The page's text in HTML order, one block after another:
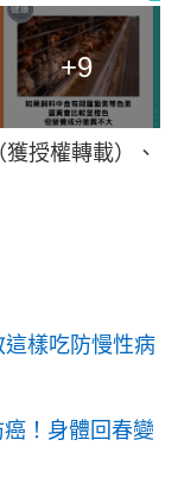
+9
獲授權轉載）、
樣吃防慢性病
！身體回春變